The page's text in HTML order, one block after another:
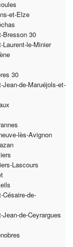
et-Elze
Bresson 30
Laurent-le-Minier
30
Jean-de-Maruéjols-et-
lès-Avignon
Lascours
Césaire-de-
de-Ceyrargues